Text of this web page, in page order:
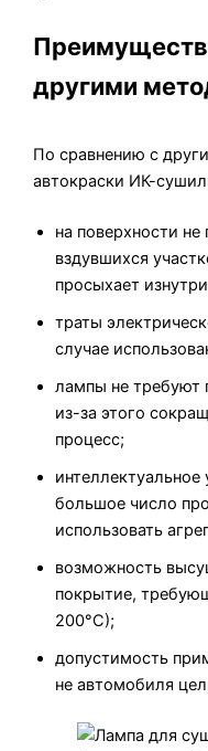
другими
По сравнению с
автокраски ИК-
на поверхности
вздувшихся
просыхает
траты
случае
лампы не требуют
из-за этого
процесс;
интеллектуальное
большое число
использовать
возможность
покрытие,
200°С);
допустимость
не автомобиля